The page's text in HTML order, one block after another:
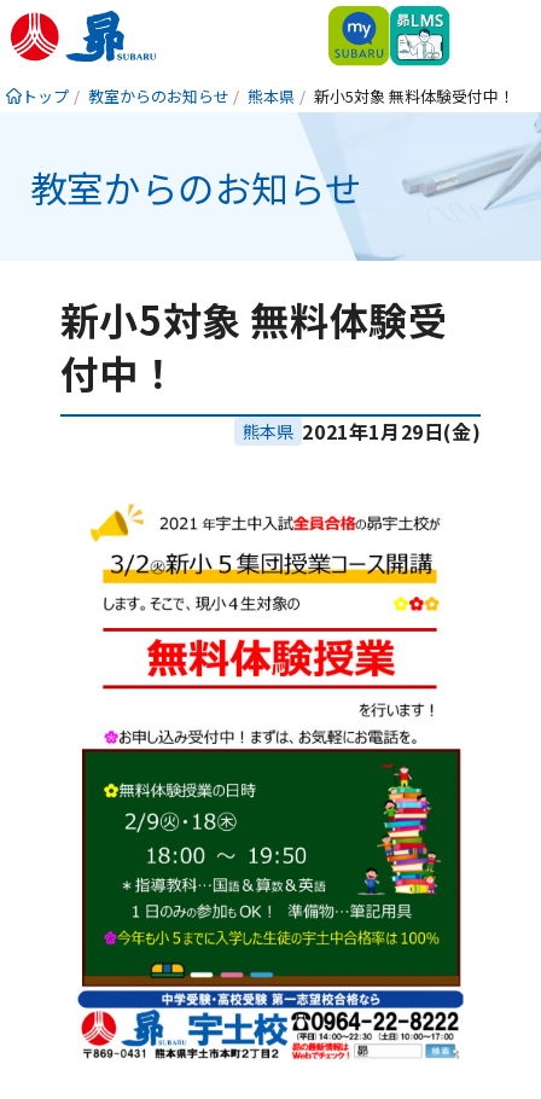
トップ 教室からのお知らせ 熊本県 新小5対象 無料体験受付中！
教室からのお知らせ
新小5対象 無料体験受
付中！
熊本県 2021年1月29日(金)